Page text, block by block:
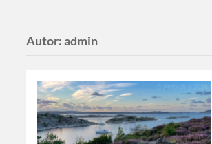
Autor:admin